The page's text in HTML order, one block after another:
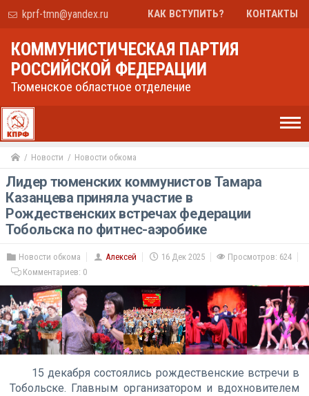
kprf-tmn@yandex.ru КАК ВСТУПИТЬ? КОНТАКТЫ
КОММУНИСТИЧЕСКАЯ ПАРТИЯ
РОССИЙСКОЙ ФЕДЕРАЦИИ
Тюменское областное отделение
Новости Новости обкома
Лидер тюменских коммунистов Тамара
Казанцева приняла участие в
Рождественских встречах федерации
Тобольска по фитнес-аэробике
Новости обкома Алексей 16 Дек 2025
Просмотров: 624
Комментариев: 0
15 декабря состоялись рождественские встречи в
Тобольске. Главным организатором и вдохновителем